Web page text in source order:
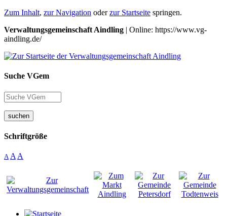
Zum Inhalt, zur Navigation oderzur Startseite springen.
Verwaltungsgemeinschaft Aindling | Online: https://www.vg-
aindling.de/
Suche VGem
suchen
Schriftgröße
A A A